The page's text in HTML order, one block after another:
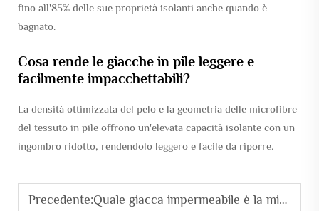
fino all'85% delle sue proprietà isolanti anche quando è
bagnato.
Cosa rende le giacche in pile leggere e
facilmente impacchettabili?
La densità ottimizzata del pelo e la geometria delle microfibre
del tessuto in pile offrono un'elevata capacità isolante con un
ingombro ridotto, rendendolo leggero e facile da riporre.
Precedente:Quale giacca impermeabile è la migliore per i lavoratori all’aperto